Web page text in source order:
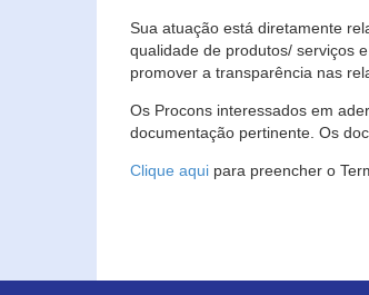
Sua atuação está diretamente
qualidade de produtos/ serviços
promover a transparência nas
Os Procons interessados em
documentação pertinente. Os
Clique aqui para preencher o